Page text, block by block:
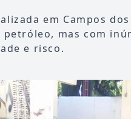
em Campos
mas com
e risco.